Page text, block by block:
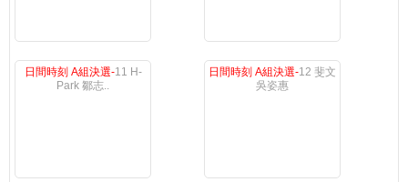
日間時刻 A組決選-11 H-
Park 鄒志..
日間時刻 A組決選-12 斐文
吳姿惠